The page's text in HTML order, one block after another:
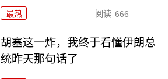
最热 阅读 666
胡塞这一炸，我终于看懂伊朗总
统昨天那句话了